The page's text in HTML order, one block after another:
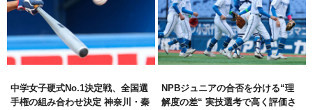
中学女子硬式No.1決定戦、全国選
手権の組み合わせ決定 神奈川・秦
NPBジュニアの合否を分ける“理
解度の差“ 実技選考で高く評価さ